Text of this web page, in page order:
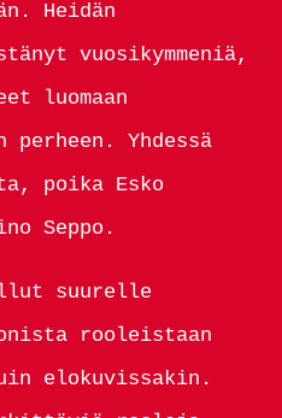
Heidän
vuosikymmeniä,
luomaan
Yhdessä
poika Esko
Seppo.
suurelle
rooleistaan
elokuvissakin.